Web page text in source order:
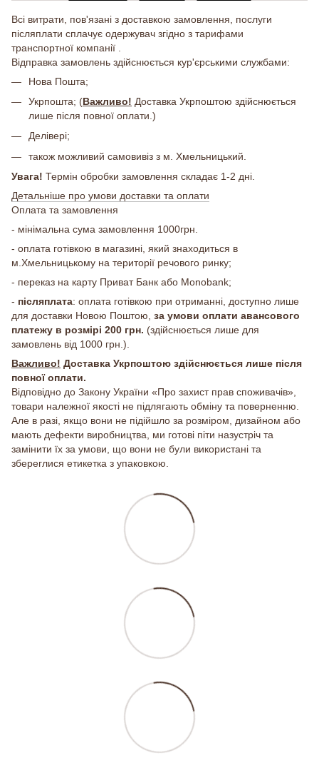
Всі витрати, пов'язані з доставкою замовлення, послуги
післяплати сплачує одержувач згідно з тарифами
транспортної компанії .
Відправка замовлень здійснюється кур'єрськими службами:
Нова Пошта;
Укрпошта; (Важливо! Доставка Укрпоштою здійснюється
лише після повної оплати.)
Делівері;
також можливий самовивіз з м. Хмельницький.
Увага! Термін обробки замовлення складає 1-2 дні.
Детальніше про умови доставки та оплати
Оплата та замовлення
- мінімальна сума замовлення 1000грн.
- оплата готівкою в магазині, який знаходиться в
м.Хмельницькому на території речового ринку;
- переказ на карту Приват Банк або Monobank;
- післяплата: оплата готівкою при отриманні, доступно лише
для доставки Новою Поштою, за умови оплати авансового
платежу в розмірі 200 грн. (здійснюється лише для
замовлень від 1000 грн.).
Важливо! Доставка Укрпоштою здійснюється лише після
повної оплати.
Відповідно до Закону України «Про захист прав споживачів»,
товари належної якості не підлягають обміну та поверненню.
Але в разі, якщо вони не підійшло за розміром, дизайном або
мають дефекти виробництва, ми готові піти назустріч та
замінити їх за умови, що вони не були використані та
збереглися етикетка з упаковкою.